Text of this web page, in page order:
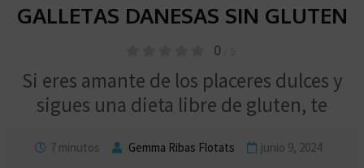
GALLETAS DANESAS SIN GLUTEN
0
Si eres amante de los placeres dulces y
sigues una dieta libre de gluten, te
7 minutos Gemma Ribas Flotats junio 9, 2024